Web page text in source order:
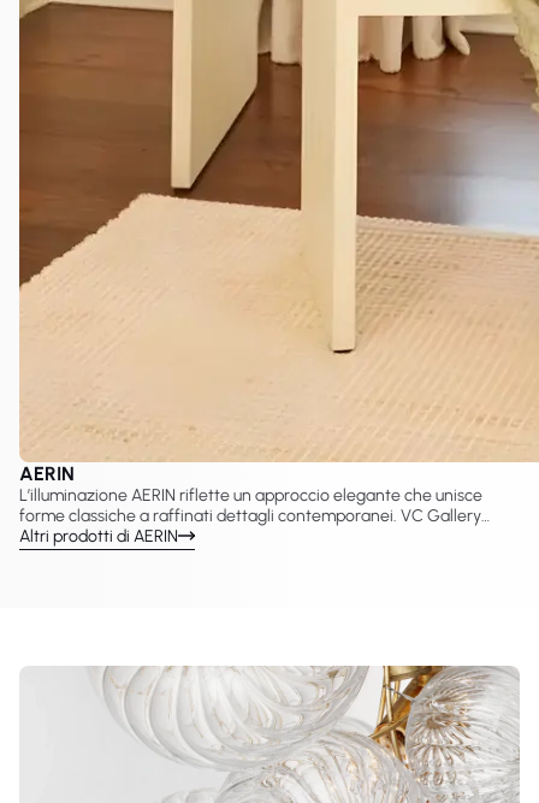
AERIN
L’illuminazione AERIN riflette un approccio elegante che unisce
forme classiche a raffinati dettagli contemporanei. VC Gallery
propone una selezione curata di lampade AERIN create con Visual
Comfort & Co., tra cui lampadari, applique, sospensioni e lampade
Altri prodotti di AERIN